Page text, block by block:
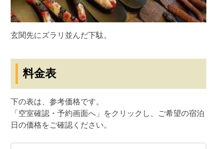
玄関先にズラリ並んだ下駄。
料金表
下の表は、参考価格です。
「空室確認・予約画面へ」をクリックし、ご希望の宿泊
日の価格をご確認ください。